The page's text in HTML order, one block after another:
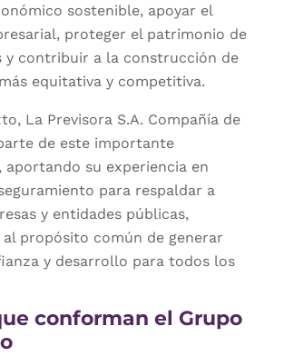
sostenible, apoyar el
proteger el patrimonio de
y contribuir a la construcción de
equitativa y competitiva.
La Previsora S.A. Compañía de
de este importante
aportando su experiencia en
para respaldar a
y entidades públicas,
propósito común de generar
y desarrollo para todos los
conforman el Grupo